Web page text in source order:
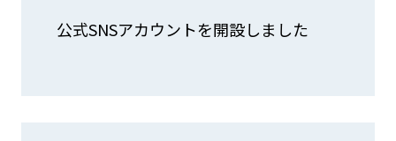
公式SNSアカウントを開設しました